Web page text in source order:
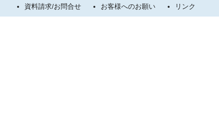
資料請求/お問合せ お客様へのお願い リンク